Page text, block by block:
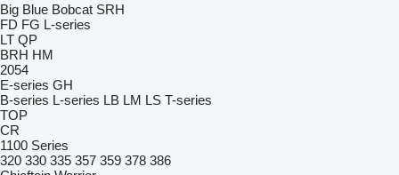
Big Blue Bobcat SRH
FD FG L-series
LT QP
BRH HM
2054
E-series GH
B-series L-series LB LM LS T-series
TOP
CR
1100 Series
320 330 335 357 359 378 386